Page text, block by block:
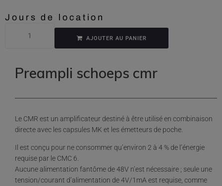
Jours de location
AJOUTER AU PANIER
Preampli schoeps cmr
Le CMR est un amplificateur destiné à être utilisé en combinaison
directe avec les capsules MK et les émetteurs de poche.
Il est conçu pour ne consommer qu’environ 2 à 4 % de l’énergie
requise par le CMC 6.
Aucune alimentation fantôme de 48V n’est nécessaire ; seule une
tension/courant d’alimentation de 4V/1mA est requise, comme